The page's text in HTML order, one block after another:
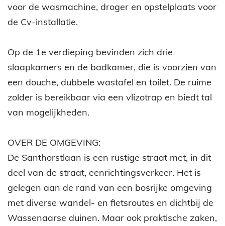
voor de wasmachine, droger en opstelplaats voor
de Cv-installatie.
Op de 1e verdieping bevinden zich drie
slaapkamers en de badkamer, die is voorzien van
een douche, dubbele wastafel en toilet. De ruime
zolder is bereikbaar via een vlizotrap en biedt tal
van mogelijkheden.
OVER DE OMGEVING:
De Santhorstlaan is een rustige straat met, in dit
deel van de straat, eenrichtingsverkeer. Het is
gelegen aan de rand van een bosrijke omgeving
met diverse wandel- en fietsroutes en dichtbij de
Wassenaarse duinen. Maar ook praktische zaken,